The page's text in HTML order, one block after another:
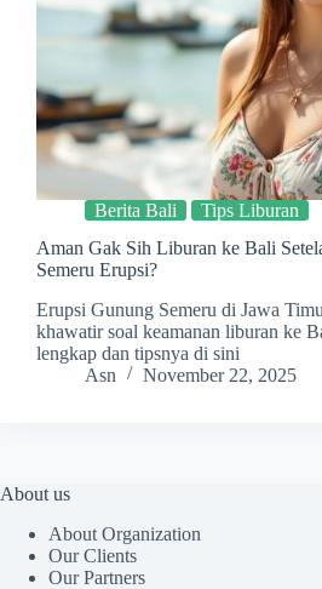
Berita Bali
Tips Liburan
Aman Gak Sih Liburan ke Bali
Semeru Erupsi?
Erupsi Gunung Semeru di Jawa
khawatir soal keamanan liburan ke
lengkap dan tipsnya di sini
Asn
November 22, 2025
About us
About Organization
Our Clients
Our Partners